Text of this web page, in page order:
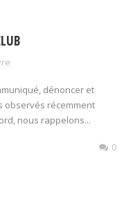
dénoncer et
observés récemment
nous rappelons...
0